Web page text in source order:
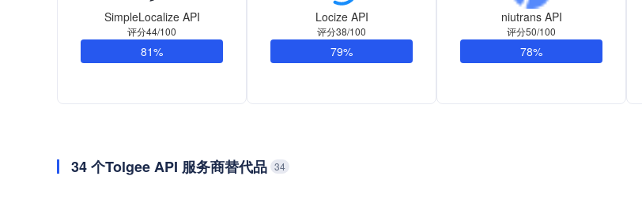
SimpleLocalize API
评分44/100
81%
Locize API
评分38/100
79%
niutrans API
评分50/100
78%
34 个Tolgee API 服务商替代品 34